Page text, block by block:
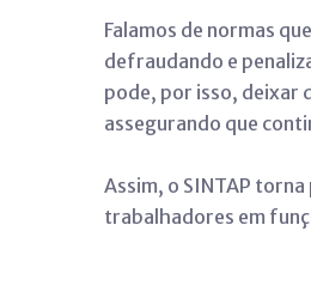
Falamos de normas
defraudando e
pode, por isso, deixar
assegurando que
Assim, o SINTAP
trabalhadores em